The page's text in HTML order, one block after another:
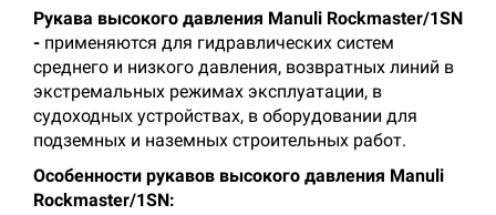
Рукава высокого давления Manuli Rockmaster/1SN
- применяются для гидравлических систем
среднего и низкого давления, возвратных линий в
экстремальных режимах эксплуатации, в
судоходных устройствах, в оборудовании для
подземных и наземных строительных работ.
Особенности рукавов высокого давления Manuli
Rockmaster/1SN: